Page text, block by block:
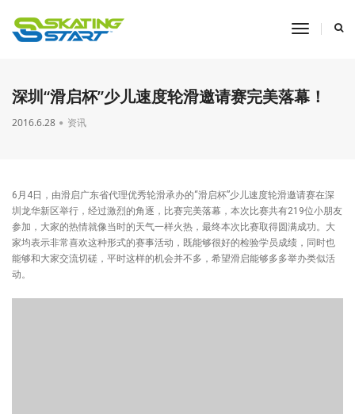
toggle
深圳“滑启杯”少儿速度轮滑邀请赛完美落幕！
2016.6.28 资讯
6月4日，由滑启广东省代理优秀轮滑承办的“滑启杯”少儿速度轮滑邀请赛在深
圳龙华新区举行，经过激烈的角逐，比赛完美落幕，本次比赛共有219位小朋友
参加，大家的热情就像当时的天气一样火热，最终本次比赛取得圆满成功。大
家均表示非常喜欢这种形式的赛事活动，既能够很好的检验学员成绩，同时也
能够和大家交流切磋，平时这样的机会并不多，希望滑启能够多多举办类似活
动。